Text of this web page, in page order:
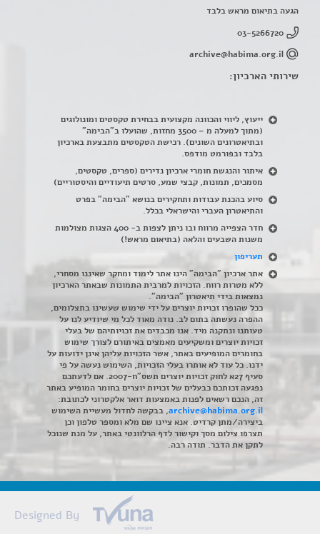
הגעה בתיאום מראש בלבד
03-5266720
archive@habima.org.il
שירותי הארכיון:
ייעוץ, ליווי והכוונה מקצועית בבחירת טקסטים ומונולוגים
(מתוך למעלה מ – 3500 מחזות, שהועלו ב"הבימה"
ובתיאטרונים השונים). רכישת הטקסטים מתבצעת בארכיון
בלבד ובפורמט מודפס.
איתור והנגשת חומרי ארכיון נדירים (ספרים, טקסטים,
מסמכים, תמונות, קבצי שמע, סרטים תיעודיים והיסטוריים)
סיוע בהכנת עבודות ותחקירים בנושא "הבימה" בפרט
והתיאטרון העברי והישראלי בכלל.
חדר הצפייה מרווח ובו ניתן לצפות ב- 400 הצגות מצולמות
משנות השבעים והלאה (בתיאום מראש!)
תעריפון
אתר ארכיון "הבימה" הינו אתר לימוד ומחקר שאיננו מסחרי,
ללא מטרות רווח. הזכויות למרבית התמונות שבאתר הארכיון
נמצאות בידי תיאטרון "הבימה".
ככל שהופרו זכויות יוצרים על ידי שימוש שעשינו בתצלומים,
ההפרה נעשתה בתום לב. נודה מאוד לכל מי שיודיע לנו על
טעותנו ונתקנה מיד. אנו מכבדים את זכויותיהם של בעלי
זכויות יוצרים ומשקיעים מאמצים באיתורם לצורך שימוש
בחומרים המופיעים באתר, אשר הזכויות עליהן אינן ידועות על
ידנו. כל עוד לא אותרו בעלי הזכויות, השימוש נעשה על פי
סעיף 27א לחוק זכויות יוצרים תשס"ח-2007. אם לדעתכם
נפגעה זכותכם כבעלים של זכויות יוצרים בחומר המופיע באתר
זה, הנכם רשאים לפנות באמצעות דואר אלקטרוני לכתובת:
archive@habima.org.il, בבקשה לחדול מעשיית השימוש
ביצירה/מתן קרדיט. אנא ציינו שם מלא ומספר טלפון וכן
תצרפו צילום מסך וקישור לדף הרלוונטי באתר, על מנת שנוכל
לתקן את הדבר. תודה רבה.
Designed By